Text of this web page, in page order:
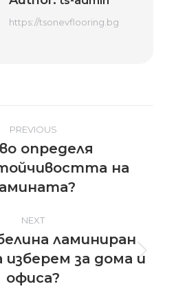
https://tsonevflooring.bg
PREVIOUS
Previous
post:
определя
на
NEXT
Next
post:
ламиниран
за дома и
офиса?